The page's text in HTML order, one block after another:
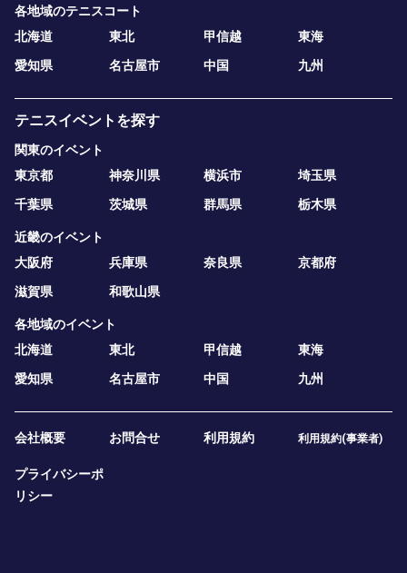
各地域のテニスコート
北海道
東北 甲信越
東海
愛知県
名古屋市 中国 九州
テニスイベントを探す
関東のイベント
東京都
神奈川県 横浜市
埼玉県
千葉県
茨城県 群馬県 栃木県
近畿のイベント
大阪府
兵庫県 奈良県
京都府
滋賀県
和歌山県
各地域のイベント
北海道
東北 甲信越
東海
愛知県
名古屋市 中国 九州
会社概要 お問合せ 利用規約 利用規約(事業者)
プライバシーポ
リシー